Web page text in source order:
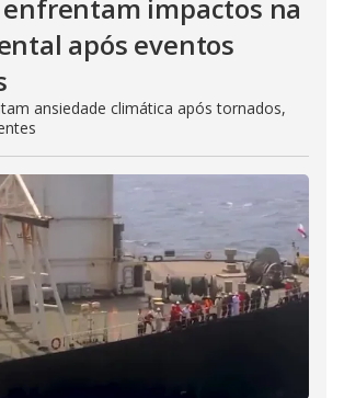
enfrentam impactos na
após eventos
ansiedade climática após tornados,